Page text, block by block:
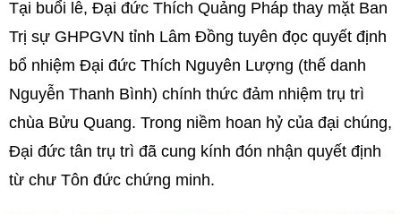
Tại buổi lễ, Đại đức Thích Quảng Pháp thay mặt Ban
Trị sự GHPGVN tỉnh Lâm Đồng tuyên đọc quyết định
bổ nhiệm Đại đức Thích Nguyên Lượng (thế danh
Nguyễn Thanh Bình) chính thức đảm nhiệm trụ trì
chùa Bửu Quang. Trong niềm hoan hỷ của đại chúng,
Đại đức tân trụ trì đã cung kính đón nhận quyết định
từ chư Tôn đức chứng minh.